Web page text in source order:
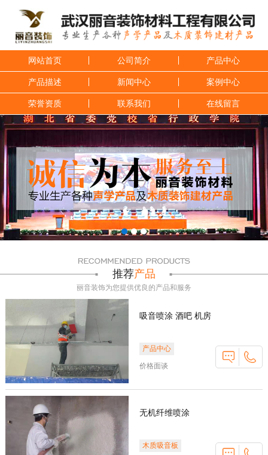
网站首页 公司简介 产品中心
产品描述 新闻中心 案例中心
荣誉资质 联系我们 在线留言
1 2 3
推荐产品
丽音装饰为您提供优良的产品和服务
吸音喷涂 酒吧 机房
产品中心
价格面谈
无机纤维喷涂
木质吸音板